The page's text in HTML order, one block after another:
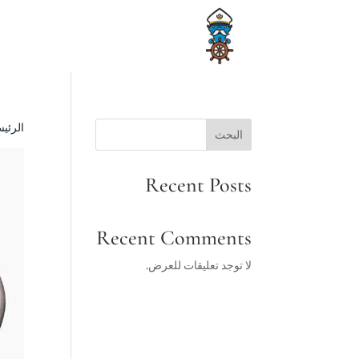
البحث
Recent Posts
Recent Comments
لا توجد تعليقات للعرض.